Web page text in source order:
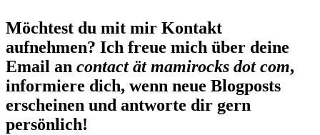
Möchtest du mit mir Kontakt
aufnehmen? Ich freue mich über deine
Email an contact ät mamirocks dot com,
informiere dich, wenn neue Blogposts
erscheinen und antworte dir gern
persönlich!